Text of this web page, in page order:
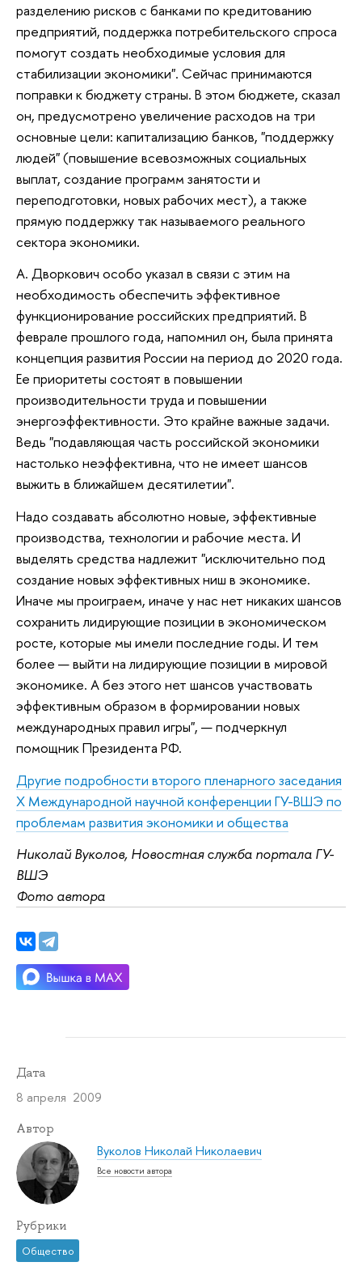
разделению рисков с банками по кредитованию
предприятий, поддержка потребительского спроса
помогут создать необходимые условия для
стабилизации экономики". Сейчас принимаются
поправки к бюджету страны. В этом бюджете, сказал
он, предусмотрено увеличение расходов на три
основные цели: капитализацию банков, "поддержку
людей" (повышение всевозможных социальных
выплат, создание программ занятости и
переподготовки, новых рабочих мест), а также
прямую поддержку так называемого реального
сектора экономики.
А. Дворкович особо указал в связи с этим на
необходимость обеспечить эффективное
функционирование российских предприятий. В
феврале прошлого года, напомнил он, была принята
концепция развития России на период до 2020 года.
Ее приоритеты состоят в повышении
производительности труда и повышении
энергоэффективности. Это крайне важные задачи.
Ведь "подавляющая часть российской экономики
настолько неэффективна, что не имеет шансов
выжить в ближайшем десятилетии".
Надо создавать абсолютно новые, эффективные
производства, технологии и рабочие места. И
выделять средства надлежит "исключительно под
создание новых эффективных ниш в экономике.
Иначе мы проиграем, иначе у нас нет никаких шансов
сохранить лидирующие позиции в экономическом
росте, которые мы имели последние годы. И тем
более — выйти на лидирующие позиции в мировой
экономике. А без этого нет шансов участвовать
эффективным образом в формировании новых
международных правил игры", — подчеркнул
помощник Президента РФ.
Другие подробности второго пленарного заседания
Х Международной научной конференции ГУ-ВШЭ по
проблемам развития экономики и общества
Николай Вуколов, Новостная служба портала ГУ-
ВШЭ
Фото автора
Дата
8 апреля 2009
Автор
Вуколов Николай Николаевич
Все новости автора
Рубрики
Общество